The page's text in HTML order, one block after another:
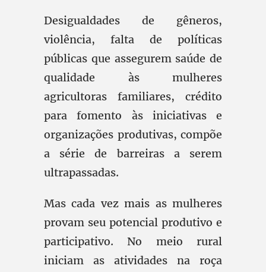
Desigualdades de gêneros,
violência, falta de políticas
públicas que assegurem saúde de
qualidade às mulheres
agricultoras familiares, crédito
para fomento às iniciativas e
organizações produtivas, compõe
a série de barreiras a serem
ultrapassadas.
Mas cada vez mais as mulheres
provam seu potencial produtivo e
participativo. No meio rural
iniciam as atividades na roça